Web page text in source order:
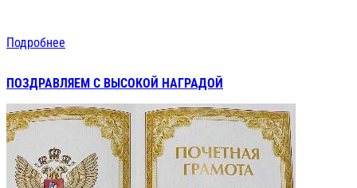
Подробнее
ПОЗДРАВЛЯЕМ С ВЫСОКОЙ НАГРАДОЙ